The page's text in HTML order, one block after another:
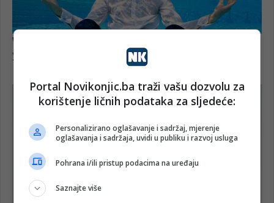
Portal Novikonjic.ba traži vašu dozvolu za
korištenje ličnih podataka za sljedeće:
Personalizirano oglašavanje i sadržaj, mjerenje
oglašavanja i sadržaja, uvidi u publiku i razvoj usluga
Pohrana i/ili pristup podacima na uređaju
Saznajte više